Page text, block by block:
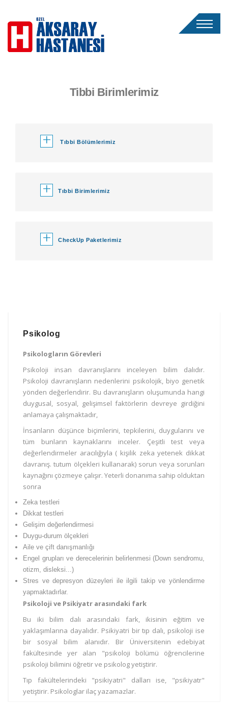
Tibbi Birimlerimiz
+ Tıbbi Bölümlerimiz
+ Tıbbi Birimlerimiz
+ CheckUp Paketlerimiz
Psikolog
Psikologların Görevleri
Psikoloji insan davranışlarını inceleyen bilim dalıdır.
Psikoloji davranışların nedenlerini psikolojik, biyo genetik
yönden değerlendirir. Bu davranışların oluşumunda hangi
duygusal, sosyal, gelişimsel faktörlerin devreye girdiğini
anlamaya çalışmaktadır,
İnsanların düşünce biçimlerini, tepkilerini, duygularını ve
tüm bunların kaynaklarını inceler. Çeşitli test veya
değerlendirmeler aracılığıyla ( kişilik zeka yetenek dikkat
davranış. tutum ölçekleri kullanarak) sorun veya sorunları
kaynağını çözmeye çalışır. Yeterli donanıma sahip olduktan
sonra
Zeka testleri
Dikkat testleri
Gelişim değerlendirmesi
Duygu-durum ölçekleri
Aile ve çift danışmanlığı
Engel grupları ve derecelerinin belirlenmesi (Down sendromu,
otizm, disleksi...)
Stres ve depresyon düzeyleri ile ilgili takip ve yönlendirme
yapmaktadırlar.
Psikoloji ve Psikiyatr arasındaki fark
Bu iki bilim dalı arasındaki fark, ikisinin eğitim ve
yaklaşımlarına dayalıdır. Psikiyatri bir tıp dalı, psikoloji ise
bir sosyal bilim alanıdır. Bir Üniversitenin edebiyat
fakültesinde yer alan "psikoloji bölümü öğrencilerine
psikoloji bilimini öğretir ve psikolog yetiştirir.
Tıp fakültelerindeki "psikiyatri" dalları ise, "psikiyatr"
yetiştirir. Psikologlar ilaç yazamazlar.